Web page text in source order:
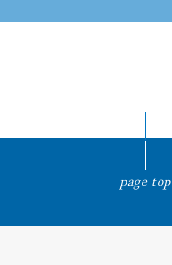
page top